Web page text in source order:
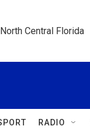
Central Florida
RADIO